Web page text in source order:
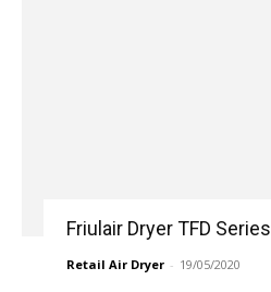
Friulair Dryer TFD Series
Retail Air Dryer - 19/05/2020